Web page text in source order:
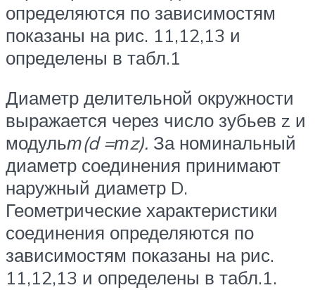
определяются по зависимостям
показаны на рис. 11,12,13 и
определены в табл.1
Диаметр делительной окружности
выражается через число зубьев z и
модульт(d =тz). За номинальный
диаметр соединения принимают
на­ружный диаметр D.
Геометрические характеристики
соединения определяются по
зависимостям показаны на рис.
11,12,13 и определены в табл.1.